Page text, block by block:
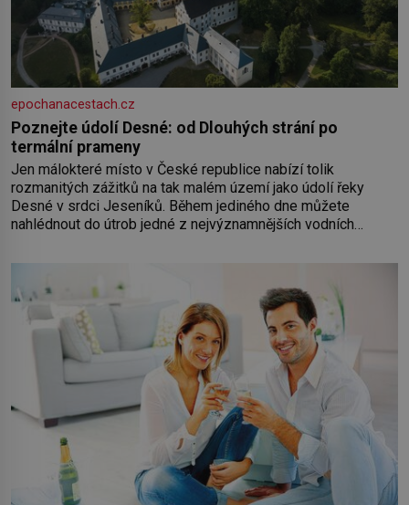
epochanacestach.cz
Poznejte údolí Desné: od Dlouhých strání po
termální prameny
Jen málokteré místo v České republice nabízí tolik
rozmanitých zážitků na tak malém území jako údolí řeky
Desné v srdci Jeseníků. Během jediného dne můžete
nahlédnout do útrob jedné z nejvýznamnějších vodních
koloběžce a den zakončit poznáváním památek ve Velkých